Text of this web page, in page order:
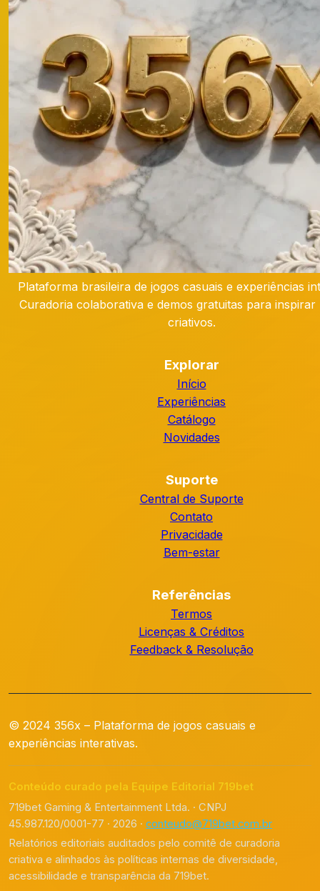
Plataforma brasileira de jogos casuais e experiências
Curadoria colaborativa e demos gratuitas para inspirar
criativos.
Explorar
Início
Experiências
Catálogo
Novidades
Suporte
Central de Suporte
Contato
Privacidade
Bem-estar
Referências
Termos
Licenças & Créditos
Feedback & Resolução
© 2024 356x – Plataforma de jogos casuais e
experiências interativas.
Conteúdo curado pela Equipe Editorial 719bet
719bet Gaming & Entertainment Ltda. · CNPJ
45.987.120/0001-77 · 2026 · conteudo@719bet.com.br
Relatórios editoriais auditados pelo comitê de curadoria
criativa e alinhados às políticas internas de diversidade,
acessibilidade e transparência da 719bet.